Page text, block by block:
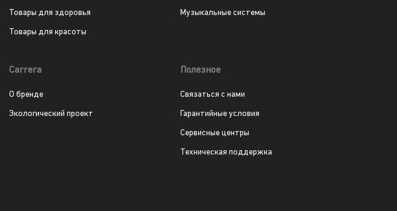
Товары для здоровья
Товары для красоты
Музыкальные системы
Carrera
О бренде
Экологический проект
Полезное
Связаться с нами
Гарантийные условия
Сервисные центры
Техническая поддержка